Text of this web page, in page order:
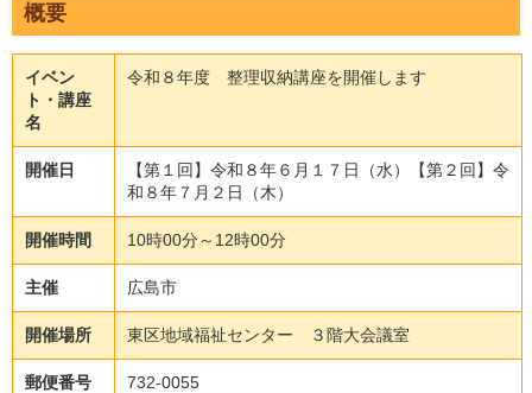
概要
イベン
ト・講座
名
令和８年度 整理収納講座を開催します
開催日
【第１回】令和８年６月１７日（水）【第２回】令
和８年７月２日（木）
開催時間 10時00分～12時00分
主催 広島市
開催場所 東区地域福祉センター ３階大会議室
郵便番号 732-0055